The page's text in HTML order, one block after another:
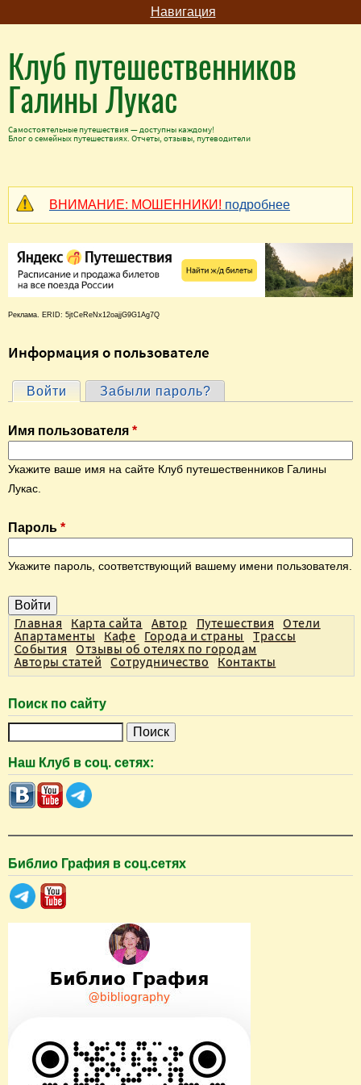
Навигация
Клуб путешественников
Галины Лукас
Самостоятельные путешествия — доступны каждому!
Блог о семейных путешествиях. Отчеты, отзывы, путеводители
ВНИМАНИЕ: МОШЕННИКИ! подробнее
Реклама. ERID: 5jtCeReNx12oajjG9G1Ag7Q
Информация о пользователе
Г
л
а
в
н
е
в
л
а
д
к
и
Войти (активная вкладка)
Забыли пароль?
Имя пользователя *
Укажите ваше имя на сайте Клуб путешественников Галины
Лукас.
Пароль *
Укажите пароль, соответствующий вашему имени пользователя.
Главная Карта сайта Автор Путешествия
Отели
Апартаменты
Кафе Города и страны
Трассы
События
Отзывы об отелях по городам
Авторы статей
Сотрудничество Контакты
Поиск по сайту
и
с
к
Наш Клуб в соц. сетях:
Библио Графия в соц.сетях